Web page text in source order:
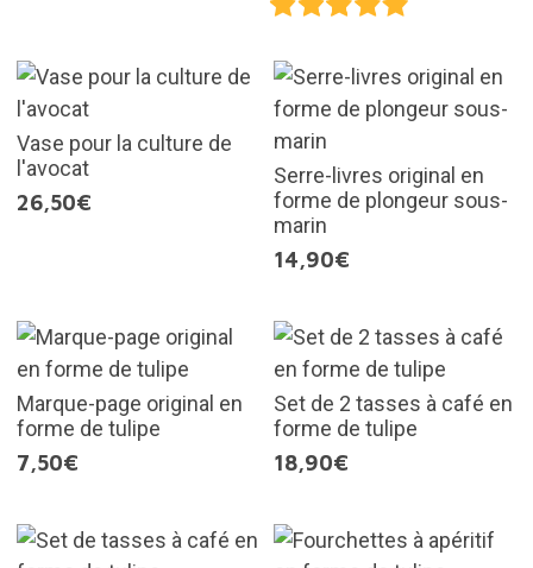
Vase pour la culture de
l'avocat
26,50€
Serre-livres original en
forme de plongeur sous-
marin
14,90€
Marque-page original en
forme de tulipe
7,50€
Set de 2 tasses à café en
forme de tulipe
18,90€